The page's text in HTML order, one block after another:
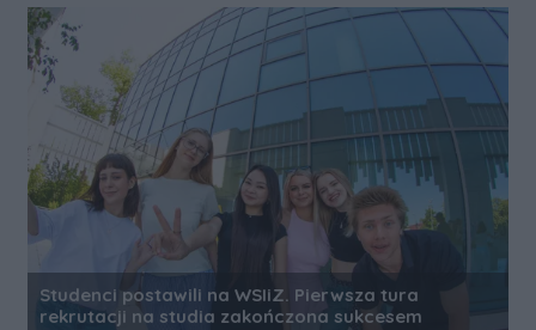
Studenci postawili na WSIiZ. Pierwsza tura
rekrutacji na studia zakończona sukcesem